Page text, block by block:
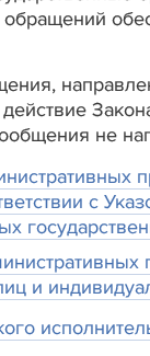
обращений
действие
не
с
и